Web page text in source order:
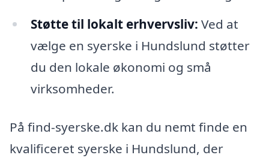
Støtte til lokalt erhvervsliv: Ved at
vælge en syerske i Hundslund støtter
du den lokale økonomi og små
virksomheder.
På find-syerske.dk kan du nemt finde en
kvalificeret syerske i Hundslund, der